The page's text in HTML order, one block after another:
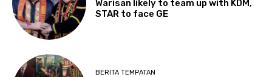
Warisan likely to team up with KDM,
STAR to face GE
BERITA TEMPATAN